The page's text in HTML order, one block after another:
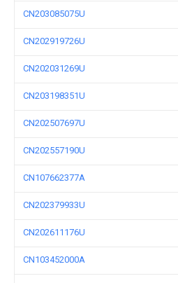
CN203085075U
CN202919726U
CN202031269U
CN203198351U
CN202507697U
CN202557190U
CN107662377A
CN202379933U
CN202611176U
CN103452000A